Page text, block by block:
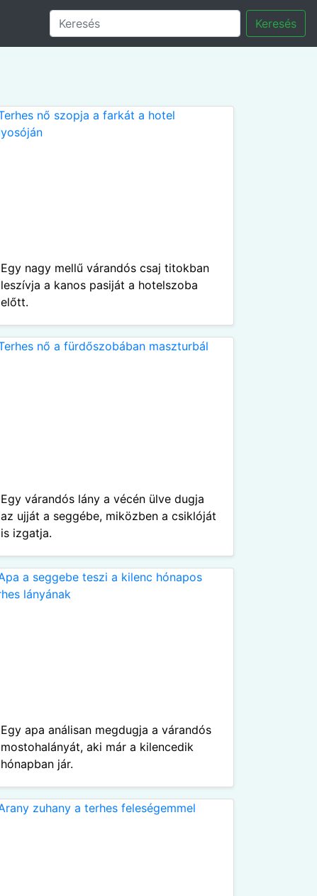
Keresés
Egy nagy mellű várandós csaj titokban
leszívja a kanos pasiját a hotelszoba
előtt.
Egy várandós lány a vécén ülve dugja
az ujját a seggébe, miközben a csiklóját
is izgatja.
Egy apa análisan megdugja a várandós
mostohalányát, aki már a kilencedik
hónapban jár.